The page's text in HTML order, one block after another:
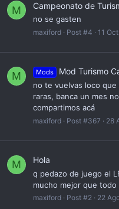
M Campeonato de
no se gasten
maxiford Post #4 11
M Mods Mod Turismo
no te vuelvas loco
raras, banca un mes
compartimos acá
maxiford Post #367 28
M Hola
q pedazo de juego el
mucho mejor que
maxiford Post #2 22